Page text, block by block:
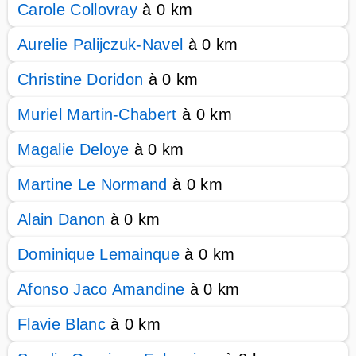
Carole Collovray à 0 km
Aurelie Palijczuk-Navel à 0 km
Christine Doridon à 0 km
Muriel Martin-Chabert à 0 km
Magalie Deloye à 0 km
Martine Le Normand à 0 km
Alain Danon à 0 km
Dominique Lemainque à 0 km
Afonso Jaco Amandine à 0 km
Flavie Blancà 0 km